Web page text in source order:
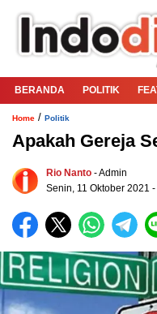
BERANDA POLITIK
Home / Politik
Apakah Gereja
Rio Nanto - Admin
Senin, 11 Oktober 2021